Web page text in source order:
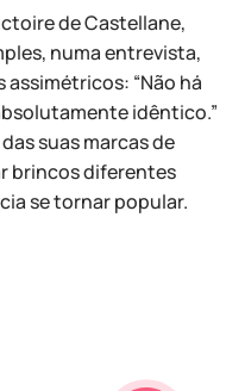
de Castellane,
numa entrevista,
“Não há
idêntico.”
suas marcas de
brincos diferentes
se tornar popular.